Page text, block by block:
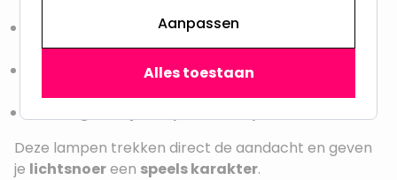
, sfeervol voor de feestdagen of
romantische avonden
, perfect voor themafeestjes of
Deze lampen trekken direct de aandacht en geven
je lichtsnoereen speels karakter.
Aanpassen
Alles toestaan